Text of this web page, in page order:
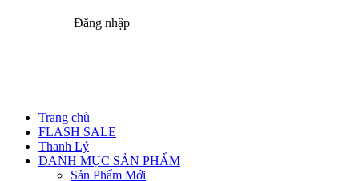
Đăng nhập
Trang chủ
FLASH SALE
Thanh Lý
DANH MỤC SẢN PHẨM
Sản Phẩm Mới